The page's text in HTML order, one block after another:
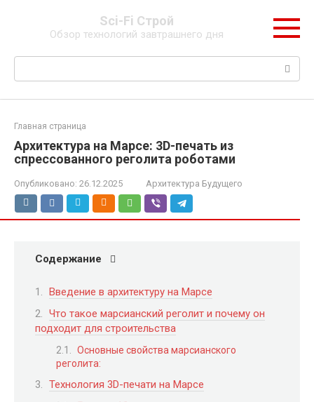
Sci-Fi Строй
Обзор технологий завтрашнего дня
Поиск:
Главная страница
Архитектура на Марсе: 3D-печать из
спрессованного реголита роботами
Опубликовано: 26.12.2025 Архитектура Будущего
Содержание
Введение в архитектуру на Марсе
Что такое марсианский реголит и почему он
подходит для строительства
Основные свойства марсианского
реголита:
Технология 3D-печати на Марсе